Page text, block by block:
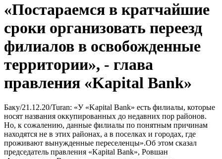
«Постараемся в кратчайшие
сроки организовать переезд
филиалов в освобожденные
территории», - глава
правления «Kapital Bank»
Баку/21.12.20/Turan: «У «Kapital Bank» есть филиалы, которые
носят названия оккупированных до недавних пор районов.
Но, к сожалению, данные филиалы по понятным причинам
находятся не в этих районах, а в поселках и городах, где
проживают вынужденные переселенцы».Об этом сказал
председатель правления «Kapital Bank», Ровшан